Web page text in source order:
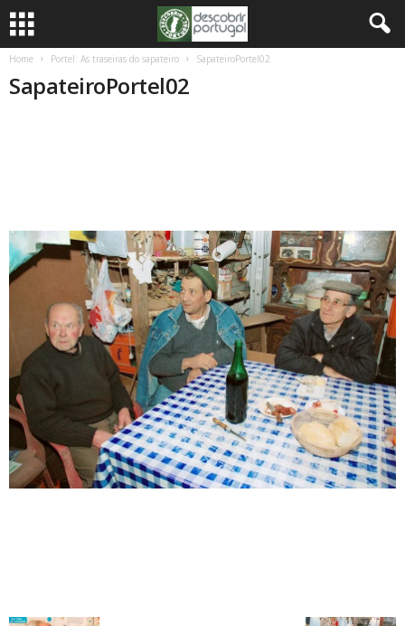
Home Portel: As traseiras do sapateiro SapateiroPortel02
SapateiroPortel02